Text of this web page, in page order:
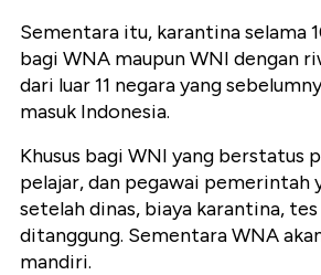
Sementara itu, karantina selama
bagi WNA maupun WNI dengan
dari luar 11 negara yang
masuk Indonesia.
Khusus bagi WNI yang berstatus
pelajar, dan pegawai pemerintah
setelah dinas, biaya karantina, tes
ditanggung. Sementara WNA
mandiri.